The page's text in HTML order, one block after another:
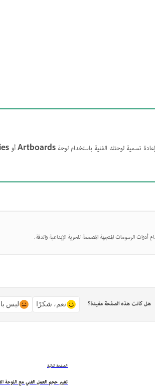
تسمية لوحتك الفنية باستخدام لوحةArtboardsأو
الرسومات المتجهة المصممة للحرية الإبداعية والدقة.
هل كانت هذه الصفحة مفيدة؟ نعم، شكرًا ليس
الصفحة التالية
تغيير حجم العمل الفني مع اللوحة